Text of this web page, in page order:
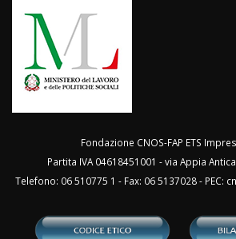
Fondazione CNOS-FAP ETS
Partita IVA 04618451001 - via Appia
Telefono: 06 510775 1 - Fax: 06 5137028 - PEC: